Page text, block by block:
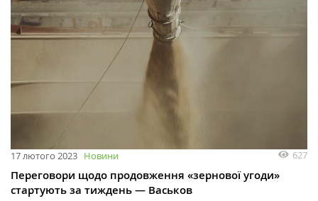
17 лютого 2023 Новини 627
Переговори щодо продовження «‎зернової угоди»
стартують за тиждень — Васьков‎